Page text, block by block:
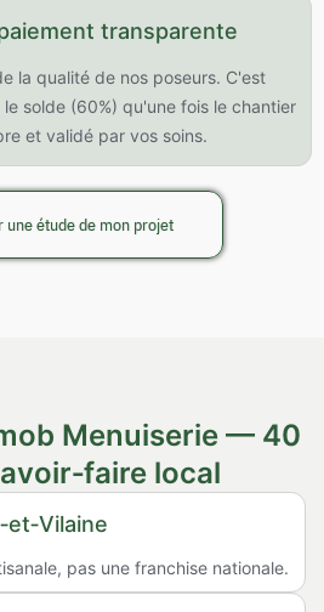
transparente
la qualité de nos poseurs. C'est
solde (60%) qu'une fois le chantier
et validé par vos soins.
une étude de mon projet
Menuiserie — 40
local
pas une franchise nationale.